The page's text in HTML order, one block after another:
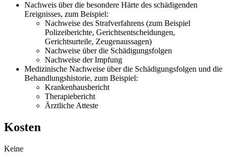
Nachweis über die besondere Härte des schädigenden
Ereignisses, zum Beispiel:
Nachweise des Strafverfahrens (zum Beispiel
Polizeiberichte, Gerichtsentscheidungen,
Gerichtsurteile, Zeugenaussagen)
Nachweise über die Schädigungsfolgen
Nachweise der Impfung
Medizinische Nachweise über die Schädigungsfolgen und die
Behandlungshistorie, zum Beispiel:
Krankenhausbericht
Therapiebericht
Ärztliche Atteste
Kosten
Keine